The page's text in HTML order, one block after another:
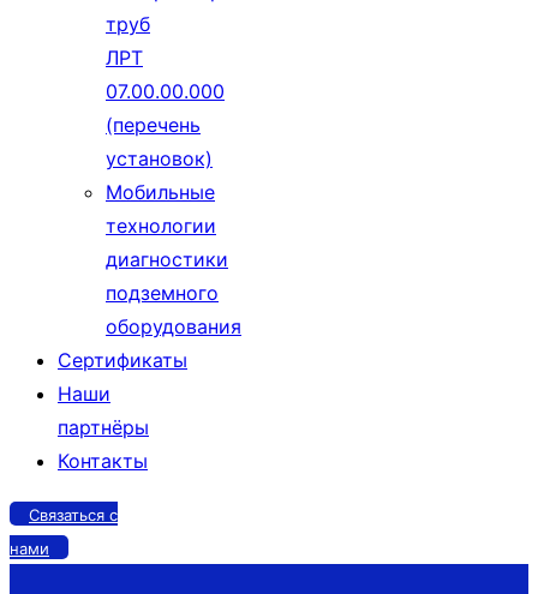
труб
ЛРТ
07.00.00.000
(перечень
установок)
Мобильные
технологии
диагностики
подземного
оборудования
Сертификаты
Наши
партнёры
Контакты
Связаться с
нами